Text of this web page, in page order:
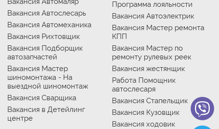
Вакансия Автослесарь
Вакансия Автомеханика
Вакансия Рихтовщик
Вакансия Подборщик
автозапчастей
Вакансия Мастер
шиномонтажа - На
выездной шиномонтаж
Вакансия Сварщика
Вакансия в Детейлинг
центре
Программа лояльности
Вакансия Автоэлектрик
Вакансия Мастер ремонта
КПП
Вакансия Мастер по
ремонту рулевых реек
Вакансия жестянщик
Работа Помощник
автослесаря
Вакансия Стапельщик
Вакансия Кузовщик
Вакансия ходовик